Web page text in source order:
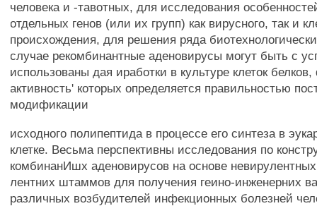
человека и -тавотных, для исследования
отдельных генов (или их групп) как вирусного, так и
происхождения, для решения ряда
случае рекомбинантные аденовирусы могут быть с
использованы дая иработки в культуре клеток
активность' которых определяется правильностью
модификации
исходного полипептида в процессе его синтеза в
клетке. Весьма перспективны исследования по
комбинанИшх аденовирусов на основе
лентних штаммов для получения геино-инженерних
различных возбудителей инфекционных болезней